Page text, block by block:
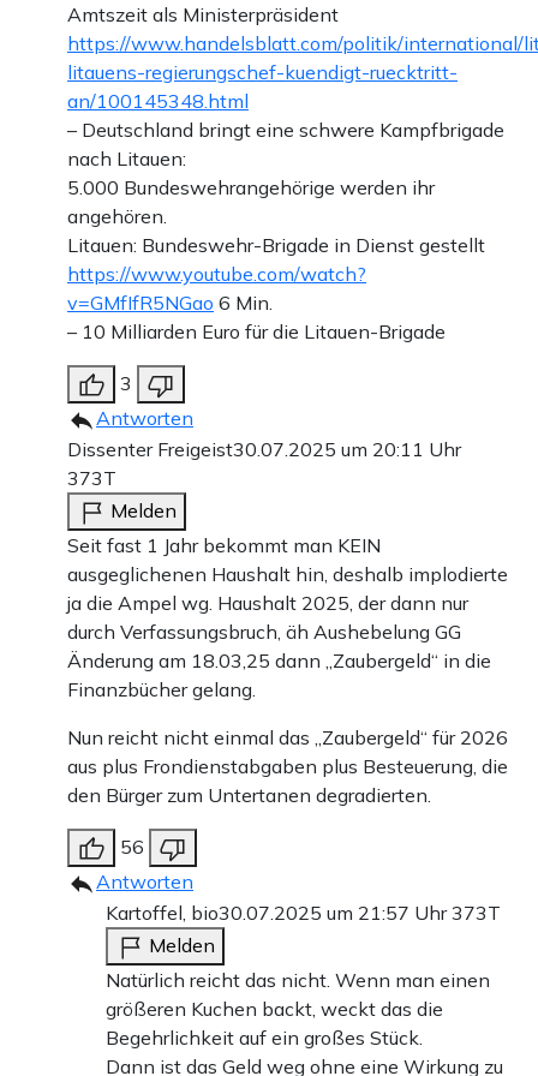
Amtszeit als Ministerpräsident
https://www.handelsblatt.com/politik/international/
litauens-regierungschef-kuendigt-ruecktritt-
an/100145348.html
– Deutschland bringt eine schwere Kampfbrigade
nach Litauen:
5.000 Bundeswehrangehörige werden ihr
angehören.
Litauen: Bundeswehr-Brigade in Dienst gestellt
https://www.youtube.com/watch?
v=GMfIfR5NGao 6 Min.
– 10 Milliarden Euro für die Litauen-Brigade
3
Antworten
Dissenter Freigeist30.07.2025 um 20:11 Uhr
373T
Melden
Seit fast 1 Jahr bekommt man KEIN
ausgeglichenen Haushalt hin, deshalb implodierte
ja die Ampel wg. Haushalt 2025, der dann nur
durch Verfassungsbruch, äh Aushebelung GG
Änderung am 18.03,25 dann „Zaubergeld“ in die
Finanzbücher gelang.
Nun reicht nicht einmal das „Zaubergeld“ für 2026
aus plus Frondienstabgaben plus Besteuerung, die
den Bürger zum Untertanen degradierten.
56
Antworten
Kartoffel, bio30.07.2025 um 21:57 Uhr373T
Melden
Natürlich reicht das nicht. Wenn man einen
größeren Kuchen backt, weckt das die
Begehrlichkeit auf ein großes Stück.
Dann ist das Geld weg ohne eine Wirkung zu